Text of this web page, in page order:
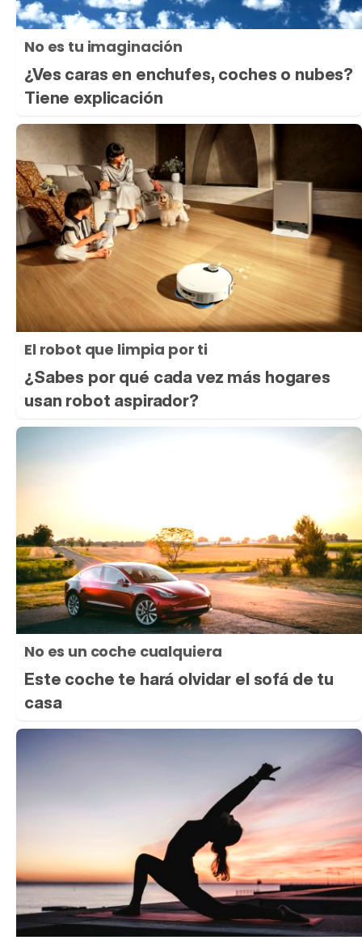
No es tu imaginación
¿Ves caras en enchufes, coches o nubes?
Tiene explicación
El robot que limpia por ti
¿Sabes por qué cada vez más hogares
usan robot aspirador?
No es un coche cualquiera
Este coche te hará olvidar el sofá de tu
casa